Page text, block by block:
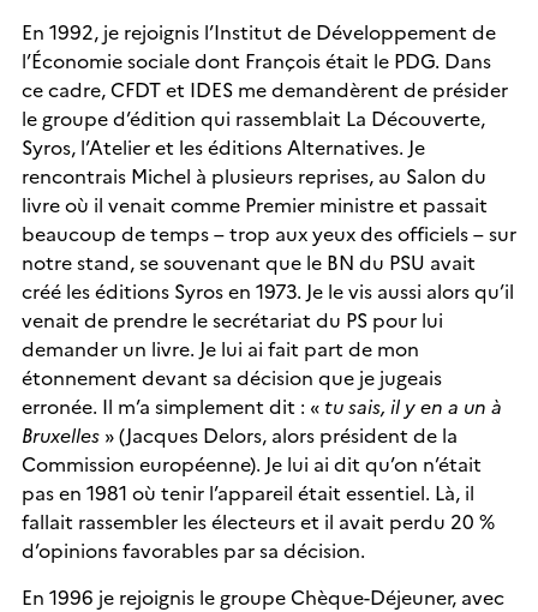
En 1992, je rejoignis l’Institut de Développement de
l’Économie sociale dont François était le PDG. Dans
ce cadre, CFDT et IDES me demandèrent de présider
le groupe d’édition qui rassemblait La Découverte,
Syros, l’Atelier et les éditions Alternatives. Je
rencontrais Michel à plusieurs reprises, au Salon du
livre où il venait comme Premier ministre et passait
beaucoup de temps – trop aux yeux des officiels – sur
notre stand, se souvenant que le BN du PSU avait
créé les éditions Syros en 1973. Je le vis aussi alors qu’il
venait de prendre le secrétariat du PS pour lui
demander un livre. Je lui ai fait part de mon
étonnement devant sa décision que je jugeais
erronée. Il m’a simplement dit : « tu sais, il y en a un à
Bruxelles» (Jacques Delors, alors président de la
Commission européenne). Je lui ai dit qu’on n’était
pas en 1981 où tenir l’appareil était essentiel. Là, il
fallait rassembler les électeurs et il avait perdu 20 %
d’opinions favorables par sa décision.
En 1996 je rejoignis le groupe Chèque-Déjeuner, avec